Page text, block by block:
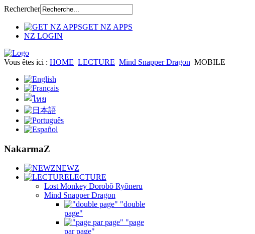
Rechercher
GET NZ APPS
NZ LOGIN
Vous êtes ici : HOME LECTURE Mind Snapper Dragon MOBILE
NakarmaZ
NEWZ
LECTURE
Lost Monkey Dorobô Ryôneru
Mind Snapper Dragon
"double
page"
"page
par page"